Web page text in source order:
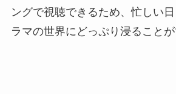
ングで視聴できるため、忙しい
ラマの世界にどっぷり浸ることが